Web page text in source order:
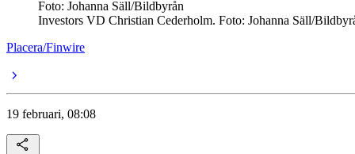
Foto: Johanna Säll/Bildbyrån
Investors VD Christian Cederholm. Foto: Johanna Säll/
Placera/Finwire
19 februari, 08:08